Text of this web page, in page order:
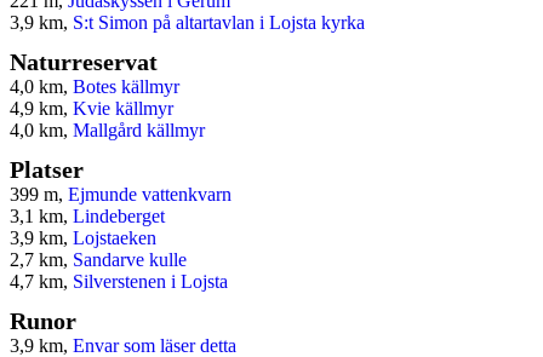
3,9 km, S:t Simon på altartavlan i Lojsta kyrka
Naturreservat
4,0 km, Botes källmyr
4,9 km, Kvie källmyr
4,0 km, Mallgård källmyr
Platser
399 m, Ejmunde vattenkvarn
3,1 km, Lindeberget
3,9 km, Lojstaeken
2,7 km, Sandarve kulle
4,7 km, Silverstenen i Lojsta
Runor
3,9 km, Envar som läser detta